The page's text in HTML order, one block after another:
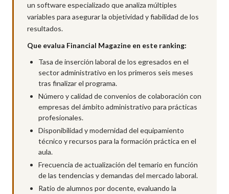
un software especializado que analiza múltiples
variables para asegurar la objetividad y fiabilidad de los
resultados.
Que evalua Financial Magazine en este ranking:
Tasa de inserción laboral de los egresados en el
sector administrativo en los primeros seis meses
tras finalizar el programa.
Número y calidad de convenios de colaboración con
empresas del ámbito administrativo para prácticas
profesionales.
Disponibilidad y modernidad del equipamiento
técnico y recursos para la formación práctica en el
aula.
Frecuencia de actualización del temario en función
de las tendencias y demandas del mercado laboral.
Ratio de alumnos por docente, evaluando la